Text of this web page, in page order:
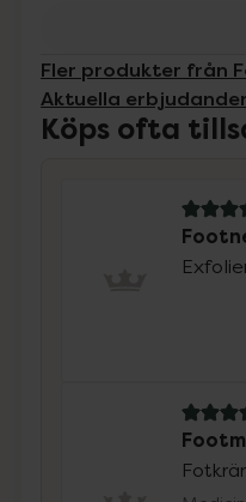
Fler produkter från
Aktuella
Köps ofta
4.8 av
4.8 av